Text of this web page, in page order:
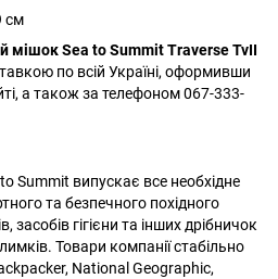
см
мішок Sea to Summit Traverse TvII
по всій Україні, оформивши
а також за телефоном 067-333-
Summit випускає все необхідне
та безпечного похідного
засобів гігієни та інших дрібничок
Товари компанії стабільно
National Geographic,